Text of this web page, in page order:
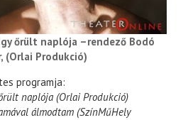
őrült naplója –rendező Bodó
(Orlai Produkció)
programja:
naplója (Orlai Produkció)
álmodtam (SzínMűHely